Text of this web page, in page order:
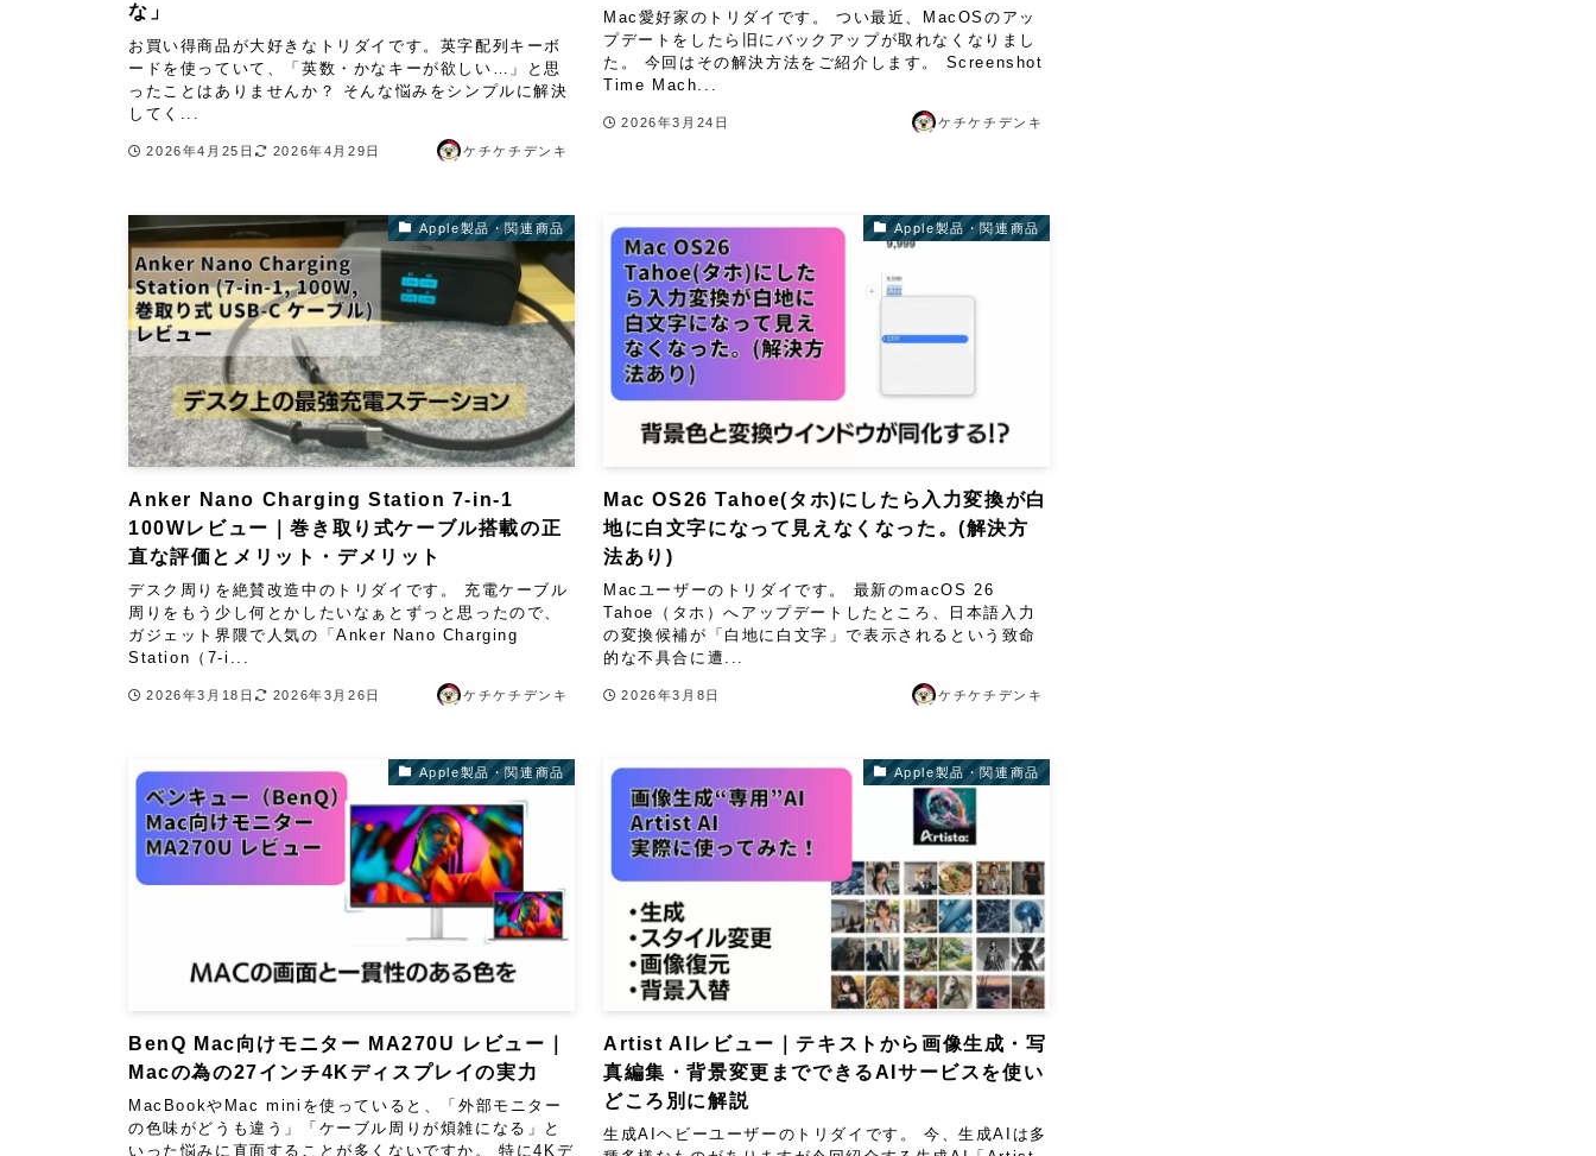
な」
お買い得商品が大好きなトリダイです。英字配列キーボ
ードを使っていて、「英数・かなキーが欲しい…」と思
ったことはありませんか？ そんな悩みをシンプルに解決
してく...
2026年4月25日 2026年4月29日 ケチケチデンキ
Mac愛好家のトリダイです。 つい最近、MacOSのアッ
プデートをしたら旧にバックアップが取れなくなりまし
た。 今回はその解決方法をご紹介します。 Screenshot
Time Mach...
2026年3月24日 ケチケチデンキ
Apple製品・関連商品
Anker Nano Charging Station 7-in-1
100Wレビュー｜巻き取り式ケーブル搭載の正
直な評価とメリット・デメリット
デスク周りを絶賛改造中のトリダイです。 充電ケーブル
周りをもう少し何とかしたいなぁとずっと思ったので、
ガジェット界隈で人気の「Anker Nano Charging
Station（7-i...
2026年3月18日 2026年3月26日 ケチケチデンキ
Apple製品・関連商品
Mac OS26 Tahoe(タホ)にしたら入力変換が白
地に白文字になって見えなくなった。(解決方
法あり)
Macユーザーのトリダイです。 最新のmacOS 26
Tahoe（タホ）へアップデートしたところ、日本語入力
の変換候補が「白地に白文字」で表示されるという致命
的な不具合に遭...
2026年3月8日 ケチケチデンキ
Apple製品・関連商品
BenQ Mac向けモニター MA270U レビュー｜
Macの為の27インチ4Kディスプレイの実力
MacBookやMac miniを使っていると、「外部モニター
の色味がどうも違う」「ケーブル周りが煩雑になる」と
いった悩みに直面することが多くないですか。 特に4Kデ
Apple製品・関連商品
Artist AIレビュー｜テキストから画像生成・写
真編集・背景変更までできるAIサービスを使い
どころ別に解説
生成AIヘビーユーザーのトリダイです。 今、生成AIは多